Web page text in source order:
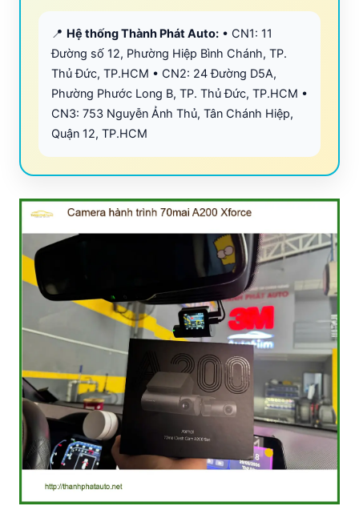
📍 Hệ thống Thành Phát Auto: • CN1: 11
Đường số 12, Phường Hiệp Bình Chánh, TP.
Thủ Đức, TP.HCM • CN2: 24 Đường D5A,
Phường Phước Long B, TP. Thủ Đức, TP.HCM •
CN3: 753 Nguyễn Ảnh Thủ, Tân Chánh Hiệp,
Quận 12, TP.HCM